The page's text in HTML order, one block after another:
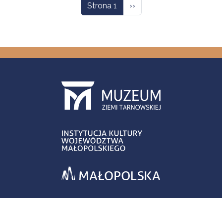
Strona 1 Następna strona
››